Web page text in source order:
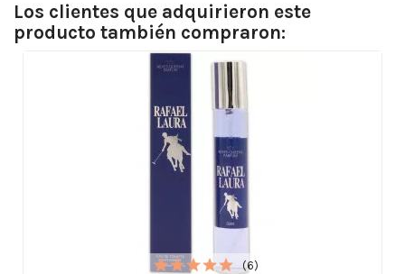
Los clientes que adquirieron este
producto también compraron:
(6)